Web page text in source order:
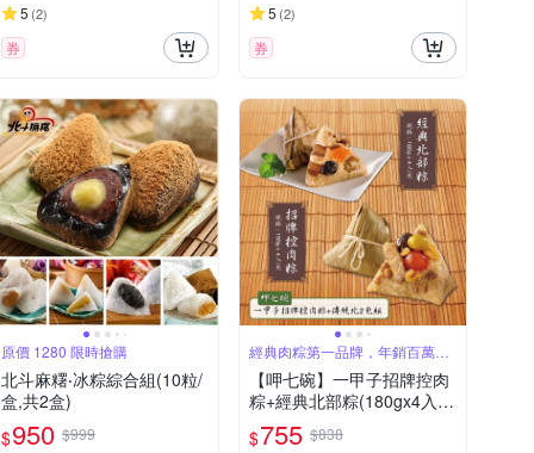
5 (2)
券
5 (2)
券
原價 1280 限時搶購
北斗麻糬‧冰粽綜合組(10粒/
盒,共2盒)
$950 $999
經典肉粽第一品牌，年銷百萬顆
肉粽
【呷七碗】一甲子招牌控肉
粽+經典北部粽(180gx4入/
包)_2026端午肉粽
$755 $838